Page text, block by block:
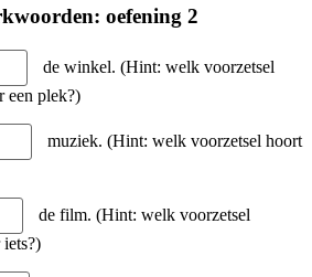
oefening 2
de winkel. (Hint: welk voorzetsel
een plek?)
muziek. (Hint: welk voorzetsel hoort
de film. (Hint: welk voorzetsel